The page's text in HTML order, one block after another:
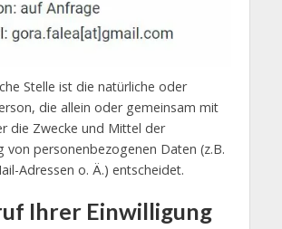
Stelle ist die natürliche oder
die allein oder gemeinsam mit
die Zwecke und Mittel der
von personenbezogenen Daten (z.B.
Adressen o. Ä.) entscheidet.
Ihrer Einwilligung